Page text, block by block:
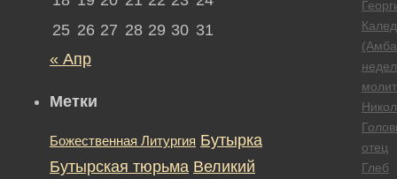
отец
Глеб
25 26 27 28 29 30 31
« Апр
Метки
Божественная Литургия Бутырка
Бутырская тюрьма Великий